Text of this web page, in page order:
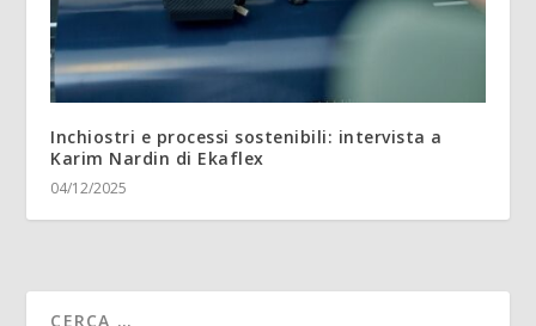
Inchiostri e processi sostenibili: intervista a
Karim Nardin di Ekaflex
04/12/2025